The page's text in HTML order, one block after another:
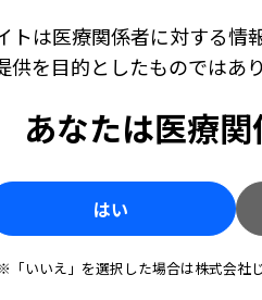
乗り越える
える疾患病態
ら（外部リンク）
トは医療関係者に対する情
を目的としたものではあ
あなたは医療
はい
「いいえ」を選択した場合は株式会社